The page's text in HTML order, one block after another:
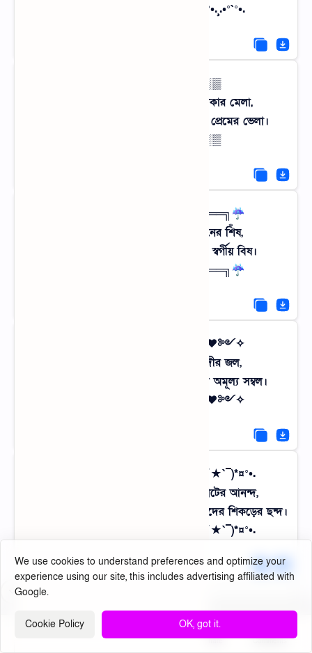
.•°`°•.¸.•°`°•. পলাশের আগুন .•°`°•.¸.•°`°•.
▒░▒░▒ নিঝুম রাত ▒░▒░▒
ঝিঁঝিঁ পোকার ডাক আর জোনাক পোকার মেলা,
গ্রামের রাতে একাকীত্ব মানেই এক মিষ্টি প্রেমের ভেলা।
▒░▒░▒ নিঝুম রাত ▒░▒░▒
☔╔═════ ≪ °❈° ≫ ═════╗☔
বাতাসে দোল খাওয়া সোনালি ধানের শিঁষ,
কৃষকের হাসিতেই যেন পৃথিবীর সমস্ত স্বর্গীয় বিষ।
☔╔═════ ≪ °❈° ≫ ═════╗☔
✧༺♥༻✧ শান্ত নদী ✧༺♥༻✧
খলবলিয়ে বয়ে চলা ছলোছলো নদীর জল,
তীরে বসে কাটানো বিকেলগুলো আসলে অমূল্য সম্বল।
✧༺♥༻✧ শান্ত নদী ✧༺♥༻✧
.•°¤*(¯`★´¯)*¤° গ্রামের হাট °¤*(¯´★`¯)*¤°•.
গোলমাল আর হইচই ভরা সাপ্তাহিক হাটের আনন্দ,
খাঁটি দেশি পণ্যের মাঝেই খুঁজে পাওয়া আমাদের শিকড়ের ছন্দ।
.•°¤*(¯`★´¯)*¤° গ্রামের হাট °¤*(¯´★`¯)*¤°•.
এসির কৃত্রিম বাতাসের চেয়ে,
নিম গাছের তলার প্রাকৃতিক বাতাসটা অনেক বেশি দামী।
We use cookies to understand preferences and optimize your
experience using our site, this includes advertising affiliated with
Google.
Cookie Policy OK, got it.